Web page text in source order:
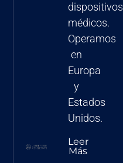
dispositivos
médicos.
Operamos
en
Europa
y
Estados
Unidos.
Leer
Más